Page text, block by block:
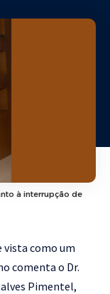
à interrupção de
vista como um
comenta o Dr.
Pimentel,